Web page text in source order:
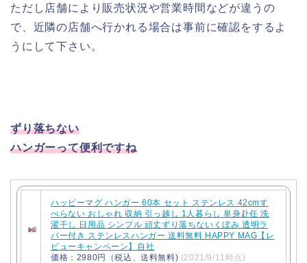
ただし店舗により販売状況や営業時間などが違うの
で、近隣の店舗へ行かれる場合は事前に確認をするよ
うにして下さい。
ずり落ちない
ハンガーって便利ですね
ハッピーマグ ハンガー 60本 セット ステンレス 42cmす
べらない おしゃれ 収納 引っ越し 1人暮らし 単身赴任 洗
濯干し 日用品 シンプル 頑丈ずり落ちないくぼみ 透明ラ
バー付き ステンレスハンガー 送料無料 HAPPY MAG【レ
ビューキャンペーン】自社
価格：2980円（税込、送料無料) (2021/9/11時点)